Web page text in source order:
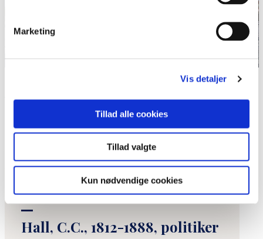
Marketing
Vis detaljer
Tillad alle cookies
Tillad valgte
Kun nødvendige cookies
P
i
Dagens ord
Hall, C.C., 1812-1888, politiker